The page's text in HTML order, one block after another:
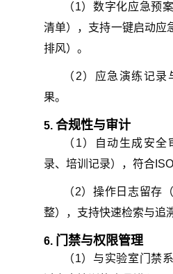
（1） 数字化应急预
清单），支持一键启动应
排风）。
（ 2） 应急演练记录
果。
5. 合规性与审计
（ 1）
自动生成安全
录、培训记录），符合
（2） 操作日志留存
整），支持快速检索与追
6. 门禁与权限管理
（1） 与实验室门禁